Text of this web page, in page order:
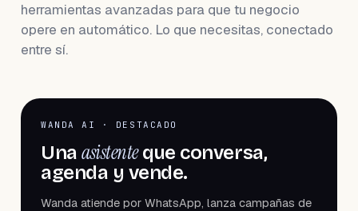
herramientas avanzadas para que tu negocio
opere en automático. Lo que necesitas, conectado
entre sí.
WANDA AI · DESTACADO
Unaasistenteque conversa,
agenda y vende.
Wanda atiende por WhatsApp, lanza campañas de